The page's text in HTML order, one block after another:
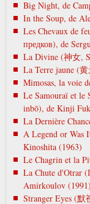
Big Night, de
In the Soup, de
Les Chevaux de
предков), de
La Divine (神女,
La Terre jaune (
Mimosas, la voie
Le Samouraï et
inbō), de Kinji
La Dernière
A Legend or Was
Kinoshita (1963)
Le Chagrin et la
La Chute d'Otrar
Amirkoulov (1991)
Stranger Eyes (